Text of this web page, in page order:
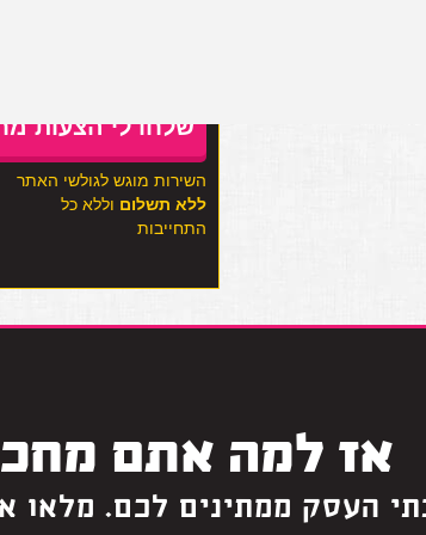
השירות מוגש לגולשי האתר
ללא תשלום וללא כל
התחייבות
אז למה אתם
העסק ממתינים לכם. מלאו